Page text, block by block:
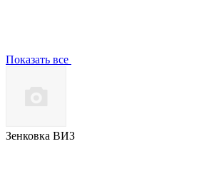
Показать все
Зенковка ВИЗ